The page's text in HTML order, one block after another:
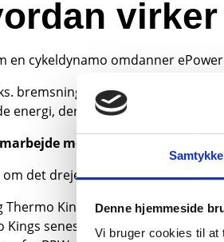
Samtykke
Denne hjemmeside
Vi bruger cookies til at
en cykeldynamo omdanner
bremsning genvinder systemet
energi, der er brug for på et givent
mellem BPW og Thermo
om det drejer sig om fødevarer
Thermo King er gået sammen i
Kings seneste generation af